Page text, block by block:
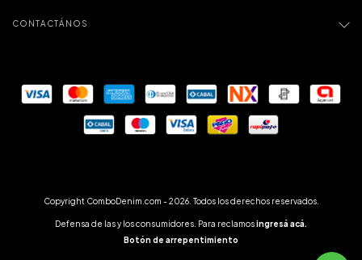
CONTACTÁNOS
Copyright ComboDenim.com - 2026. Todos los derechos reservados.
Defensa de las y los consumidores. Para reclamosingresá acá.
Botón de arrepentimiento